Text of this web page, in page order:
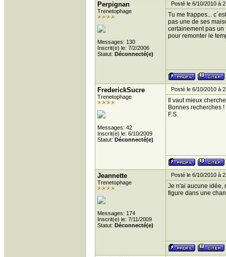
Perpignan
Trenetophage
Messages: 130
Inscrit(e) le: 7/2/2006
Statut: Déconnecté(e)
Posté le 6/10/2010 à
Tu me frappes...
pas une de ses
certainement pas un
pour remonter le
FrederickSucre
Trenetophage
Messages: 42
Inscrit(e) le: 6/10/2009
Statut: Déconnecté(e)
Posté le 6/10/2010 à
Il vaut mieux
Bonnes recherches !
F.S.
Jeannette
Trenetophage
Messages: 174
Inscrit(e) le: 7/11/2009
Statut: Déconnecté(e)
Posté le 6/10/2010 à
Je n'ai aucune idée,
figure dans une